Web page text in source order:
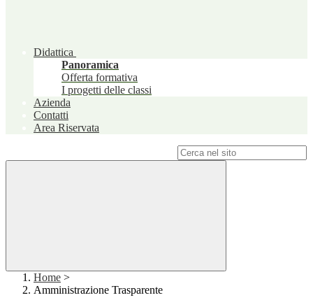
Didattica
Panoramica
Offerta formativa
I progetti delle classi
Azienda
Contatti
Area Riservata
Home >
Amministrazione Trasparente